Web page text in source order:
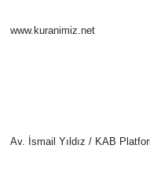
www.kuranimiz.net
Av. İsmail Yıldız / KAB